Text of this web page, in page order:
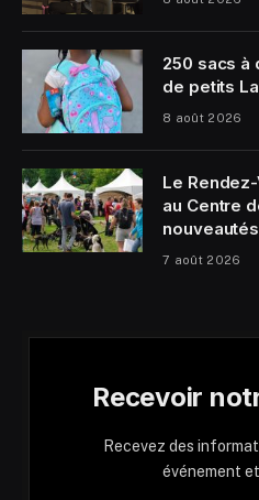
250 sacs à
de petits
8 août 2026
Le
au Centre
nouveautés
7 août 2026
Recevoir
Recevez des
événement